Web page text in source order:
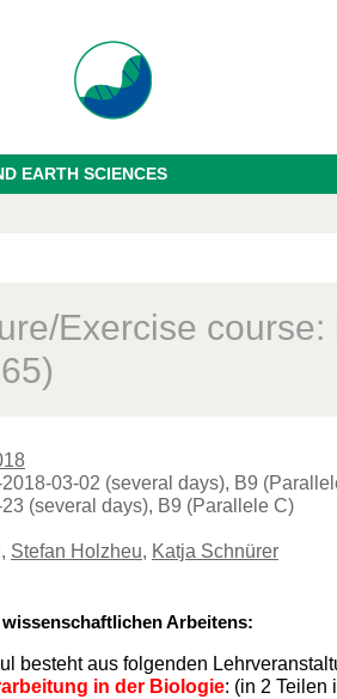
EARTH SCIENCES
Exercise
03-02 (several days), B9
(several days), B9 (Parallele C)
, Stefan Holzheu, Katja Schnürer
Arbeitens:
besteht aus folgenden
in der Biologie: (in 2 Teilen